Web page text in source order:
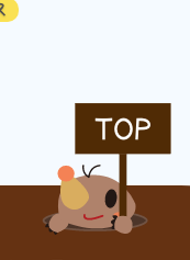
TOP